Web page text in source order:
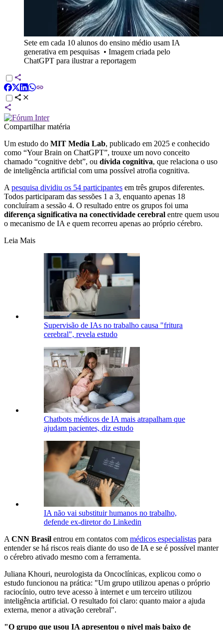
Sete em cada 10 alunos do ensino médio usam IA
generativa em pesquisas • Imagem criada pelo
ChatGPT para ilustrar a reportagem
Compartilhar matéria
Um estudo do MIT Media Lab, publicado em 2025 e conhecido
como “Your Brain on ChatGPT”, trouxe um novo conceito
chamado “cognitive debt”, ou dívida cognitiva, que relaciona o uso
de inteligência artificial com uma possível atrofia cognitiva.
A pesquisa dividiu os 54 participantes em três grupos diferentes.
Todos participaram das sessões 1 a 3, enquanto apenas 18
concluíram a sessão 4. O resultado entre os grupos foi uma
diferença significativa na conectividade cerebral entre quem usou
o mecanismo de IA e quem recorreu apenas ao próprio cérebro.
Leia Mais
Supervisão de IAs no trabalho causa "fritura
cerebral", revela estudo
Chatbots médicos de IA mais atrapalham que
ajudam pacientes, diz estudo
IA não vai substituir humanos no trabalho,
defende ex-diretor do Linkedin
A CNN Brasil entrou em contatos com médicos especialistas para
entender se há riscos reais diante do uso de IA e se é possível manter
o cérebro ativado mesmo com a ferramenta.
Juliana Khouri, neurologista da Oncoclínicas, explicou como o
estudo funcionou na prática: "Um grupo utilizou apenas o próprio
raciocínio, outro teve acesso à internet e um terceiro utilizou
inteligência artificial. O resultado foi claro: quanto maior a ajuda
externa, menor a ativação cerebral".
"O grupo que usou IA apresentou o nível mais baixo de